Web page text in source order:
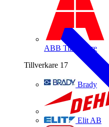
ABB Tillverkare
Tillverkare 17
Brady
Elit AB